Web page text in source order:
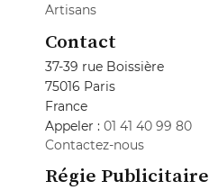
Artisans
Contact
37-39 rue Boissière
75016 Paris
France
Appeler : 01 41 40 99 80
Contactez-nous
Régie Publicitaire